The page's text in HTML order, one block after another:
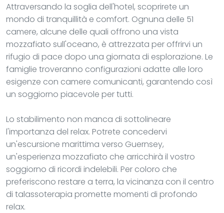
Attraversando la soglia dell'hotel, scoprirete un
mondo di tranquillità e comfort. Ognuna delle 51
camere, alcune delle quali offrono una vista
mozzafiato sull'oceano, è attrezzata per offrirvi un
rifugio di pace dopo una giornata di esplorazione. Le
famiglie troveranno configurazioni adatte alle loro
esigenze con camere comunicanti, garantendo così
un soggiorno piacevole per tutti.
Lo stabilimento non manca di sottolineare
l'importanza del relax. Potrete concedervi
un'escursione marittima verso Guernsey,
un'esperienza mozzafiato che arricchirà il vostro
soggiorno di ricordi indelebili. Per coloro che
preferiscono restare a terra, la vicinanza con il centro
di talassoterapia promette momenti di profondo
relax.